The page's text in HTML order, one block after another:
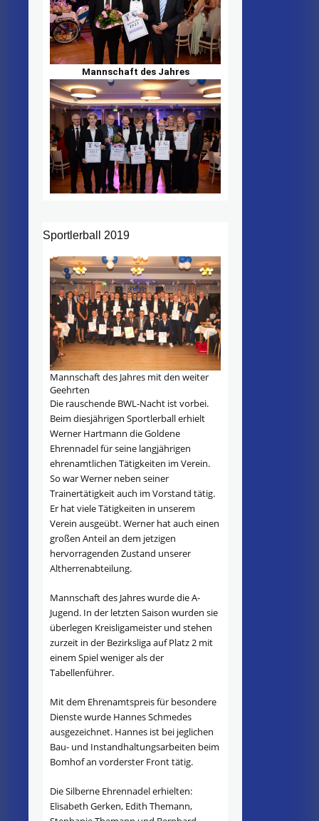
Mannschaft des Jahres
Sportlerball 2019
Mannschaft des Jahres mit den weiter
Geehrten
Die rauschende BWL-Nacht ist vorbei.
Beim diesjährigen Sportlerball erhielt
Werner Hartmann die Goldene
Ehrennadel für seine langjährigen
ehrenamtlichen Tätigkeiten im Verein.
So war Werner neben seiner
Trainertätigkeit auch im Vorstand tätig.
Er hat viele Tätigkeiten in unserem
Verein ausgeübt. Werner hat auch einen
großen Anteil an dem jetzigen
hervorragenden Zustand unserer
Altherrenabteilung.
Mannschaft des Jahres wurde die A-
Jugend. In der letzten Saison wurden sie
überlegen Kreisligameister und stehen
zurzeit in der Bezirksliga auf Platz 2 mit
einem Spiel weniger als der
Tabellenführer.
Mit dem Ehrenamtspreis für besondere
Dienste wurde Hannes Schmedes
ausgezeichnet. Hannes ist bei jeglichen
Bau- und Instandhaltungsarbeiten beim
Bomhof an vorderster Front tätig.
Die Silberne Ehrennadel erhielten:
Elisabeth Gerken, Edith Themann,